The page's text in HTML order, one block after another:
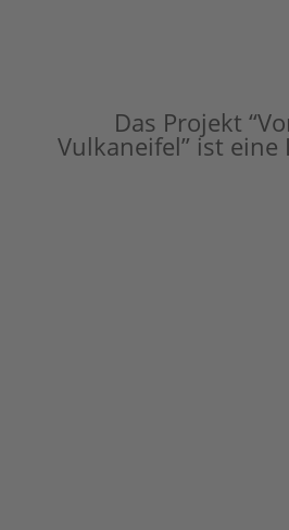
Das Projekt
Vulkaneifel” ist